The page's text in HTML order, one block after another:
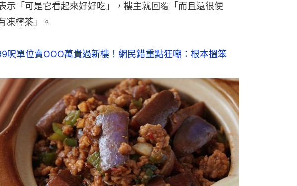
示「可是它看起來好好吃」，樓主就回覆「而且還很便
凍檸茶」。
呎單位賣OOO萬貴過新樓！網民錯重點狂嘲：根本搵笨